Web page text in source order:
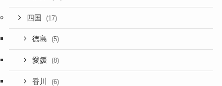
四国 (17)
徳島 (5)
愛媛 (8)
香川 (6)